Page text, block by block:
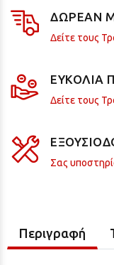
ΔΩΡΕΑΝ
Δείτε τους
ΕΥΚΟΛΙΑ
Δείτε τους
Σας
Περιγραφή